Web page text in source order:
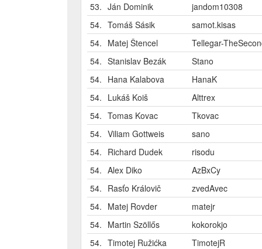
53. Ján Dominik
jandom10308
54. Tomáš Sásik
samot.kisas
54. Matej Štencel
Tellegar-
54. Stanislav Bezák
Stano
54. Hana Kalabova
HanaK
54. Lukáš Koiš
Alttrex
54. Tomas Kovac
Tkovac
54. Viliam Gottweis
sano
54. Richard Dudek
risodu
54. Alex Diko
AzBxCy
54. Rasťo Královič
zvedAvec
54. Matej Rovder
matejr
54. Martin Szöllős
kokorokjo
54. Timotej Ružićka
TimotejR